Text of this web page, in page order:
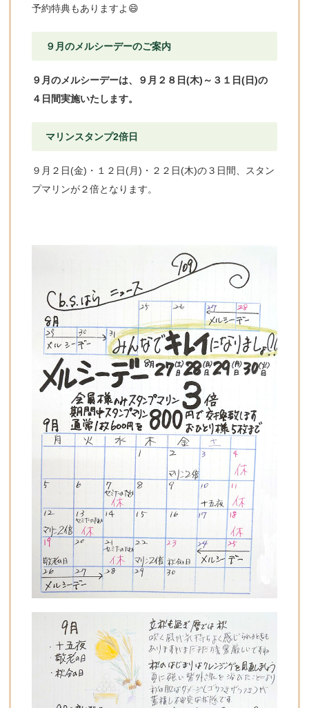
予約特典もありますよ😄
９月のメルシーデーのご案内
９月のメルシーデーは、９月２８日(木)～３１日(日)の
４日間実施いたします。
マリンスタンプ2倍日
９月２日(金)・１２日(月)・２２日(木)の３日間、スタン
プマリンが２倍となります。